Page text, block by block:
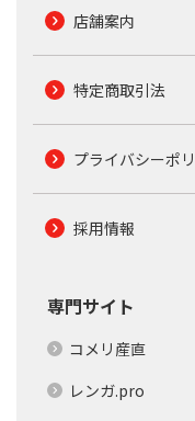
店舗案内
特定商取引法
プライバシーポ
採用情報
専門サイト
コメリ産直
レンガ.pro